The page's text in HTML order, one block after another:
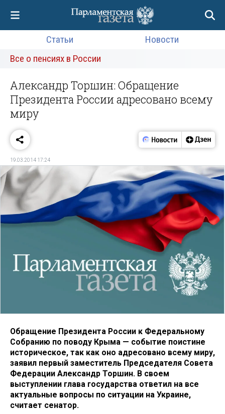
Статьи
Новости
Все о пенсиях в России
Александр Торшин: Обращение
Президента России адресовано всему
миру
19.03.2014 17:24
Обращение Президента России к Федеральному
Собранию по поводу Крыма — событие поистине
историческое, так как оно адресовано всему миру,
заявил первый заместитель Председателя Совета
Федерации Александр Торшин. В своем
выступлении глава государства ответил на все
актуальные вопросы по ситуации на Украине,
считает сенатор.